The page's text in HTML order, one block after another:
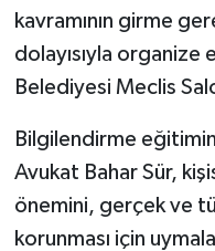
kavramının girme
dolayısıyla organize
Belediyesi Meclis
Bilgilendirme
Avukat Bahar Sür,
önemini, gerçek ve
korunması için